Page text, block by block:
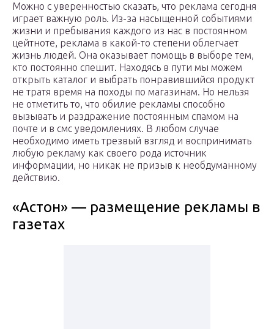
Можно с уверенностью сказать, что реклама сегодня
играет важную роль. Из-за насыщенной событиями
жизни и пребывания каждого из нас в постоянном
цейтноте, реклама в какой-то степени облегчает
жизнь людей. Она оказывает помощь в выборе тем,
кто постоянно спешит. Находясь в пути мы можем
открыть каталог и выбрать понравившийся продукт
не тратя время на походы по магазинам. Но нельзя
не отметить то, что обилие рекламы способно
вызывать и раздражение постоянным спамом на
почте и в смс уведомлениях. В любом случае
необходимо иметь трезвый взгляд и воспринимать
любую рекламу как своего рода источник
информации, но никак не призыв к необдуманному
действию.
«Астон» — размещение рекламы в
газетах